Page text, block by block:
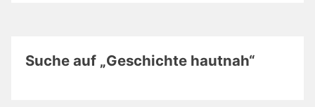
Suche auf „Geschichte hautnah“